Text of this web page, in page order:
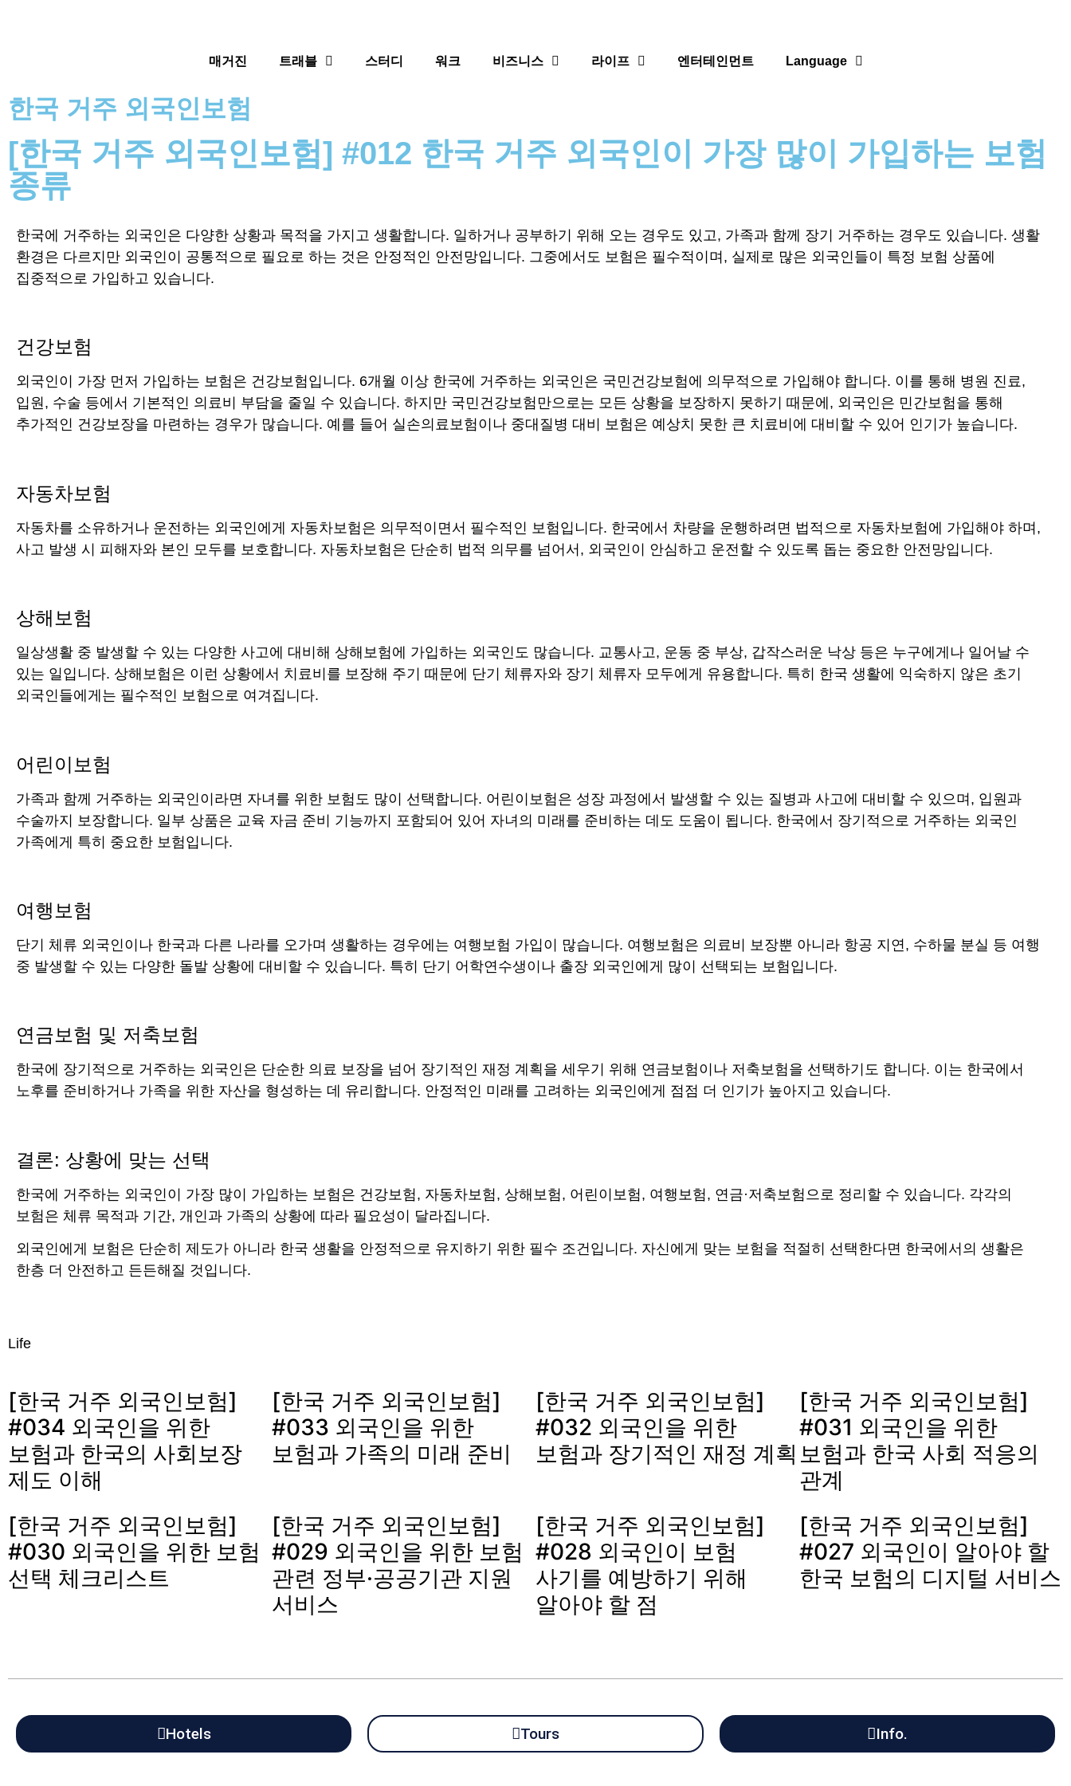
매거진 트래블 스터디 워크 비즈니스 라이프 엔터테인먼트 Language
한국 거주 외국인보험
[한국 거주 외국인보험] #012 한국 거주 외국인이 가장 많이 가입하는 보험
종류
한국에 거주하는 외국인은 다양한 상황과 목적을 가지고 생활합니다. 일하거나 공부하기 위해 오는 경우도 있고, 가족과 함께 장기 거주하는 경우도 있습니다. 생활
환경은 다르지만 외국인이 공통적으로 필요로 하는 것은 안정적인 안전망입니다. 그중에서도 보험은 필수적이며, 실제로 많은 외국인들이 특정 보험 상품에
집중적으로 가입하고 있습니다.
건강보험
외국인이 가장 먼저 가입하는 보험은 건강보험입니다. 6개월 이상 한국에 거주하는 외국인은 국민건강보험에 의무적으로 가입해야 합니다. 이를 통해 병원 진료,
입원, 수술 등에서 기본적인 의료비 부담을 줄일 수 있습니다. 하지만 국민건강보험만으로는 모든 상황을 보장하지 못하기 때문에, 외국인은 민간보험을 통해
추가적인 건강보장을 마련하는 경우가 많습니다. 예를 들어 실손의료보험이나 중대질병 대비 보험은 예상치 못한 큰 치료비에 대비할 수 있어 인기가 높습니다.
자동차보험
자동차를 소유하거나 운전하는 외국인에게 자동차보험은 의무적이면서 필수적인 보험입니다. 한국에서 차량을 운행하려면 법적으로 자동차보험에 가입해야 하며,
사고 발생 시 피해자와 본인 모두를 보호합니다. 자동차보험은 단순히 법적 의무를 넘어서, 외국인이 안심하고 운전할 수 있도록 돕는 중요한 안전망입니다.
상해보험
일상생활 중 발생할 수 있는 다양한 사고에 대비해 상해보험에 가입하는 외국인도 많습니다. 교통사고, 운동 중 부상, 갑작스러운 낙상 등은 누구에게나 일어날 수
있는 일입니다. 상해보험은 이런 상황에서 치료비를 보장해 주기 때문에 단기 체류자와 장기 체류자 모두에게 유용합니다. 특히 한국 생활에 익숙하지 않은 초기
외국인들에게는 필수적인 보험으로 여겨집니다.
어린이보험
가족과 함께 거주하는 외국인이라면 자녀를 위한 보험도 많이 선택합니다. 어린이보험은 성장 과정에서 발생할 수 있는 질병과 사고에 대비할 수 있으며, 입원과
수술까지 보장합니다. 일부 상품은 교육 자금 준비 기능까지 포함되어 있어 자녀의 미래를 준비하는 데도 도움이 됩니다. 한국에서 장기적으로 거주하는 외국인
가족에게 특히 중요한 보험입니다.
여행보험
단기 체류 외국인이나 한국과 다른 나라를 오가며 생활하는 경우에는 여행보험 가입이 많습니다. 여행보험은 의료비 보장뿐 아니라 항공 지연, 수하물 분실 등 여행
중 발생할 수 있는 다양한 돌발 상황에 대비할 수 있습니다. 특히 단기 어학연수생이나 출장 외국인에게 많이 선택되는 보험입니다.
연금보험 및 저축보험
한국에 장기적으로 거주하는 외국인은 단순한 의료 보장을 넘어 장기적인 재정 계획을 세우기 위해 연금보험이나 저축보험을 선택하기도 합니다. 이는 한국에서
노후를 준비하거나 가족을 위한 자산을 형성하는 데 유리합니다. 안정적인 미래를 고려하는 외국인에게 점점 더 인기가 높아지고 있습니다.
결론: 상황에 맞는 선택
한국에 거주하는 외국인이 가장 많이 가입하는 보험은 건강보험, 자동차보험, 상해보험, 어린이보험, 여행보험, 연금·저축보험으로 정리할 수 있습니다. 각각의
보험은 체류 목적과 기간, 개인과 가족의 상황에 따라 필요성이 달라집니다.
외국인에게 보험은 단순히 제도가 아니라 한국 생활을 안정적으로 유지하기 위한 필수 조건입니다. 자신에게 맞는 보험을 적절히 선택한다면 한국에서의 생활은
한층 더 안전하고 든든해질 것입니다.
Life
[한국 거주 외국인보험]
#034 외국인을 위한
보험과 한국의 사회보장
제도 이해
[한국 거주 외국인보험]
#033 외국인을 위한
보험과 가족의 미래 준비
[한국 거주 외국인보험]
#032 외국인을 위한
보험과 장기적인 재정 계획
[한국 거주 외국인보험]
#031 외국인을 위한
보험과 한국 사회 적응의
관계
[한국 거주 외국인보험]
#030 외국인을 위한 보험
선택 체크리스트
[한국 거주 외국인보험]
#029 외국인을 위한 보험
관련 정부·공공기관 지원
서비스
[한국 거주 외국인보험]
#028 외국인이 보험
사기를 예방하기 위해
알아야 할 점
[한국 거주 외국인보험]
#027 외국인이 알아야 할
한국 보험의 디지털 서비스
Hotels Tours Info.